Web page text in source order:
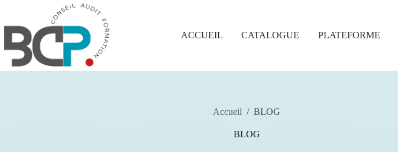
contenu
ACCUEIL
CATALOGUE PLATEFORME
Accueil / BLOG
BLOG